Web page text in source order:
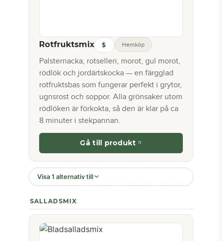
Rotfruktsmix $ Hemköp
Palsternacka, rotselleri, morot, gul morot,
rödlök och jordärtskocka — en färgglad
rotfruktsbas som fungerar perfekt i grytor,
ugnsrost och soppor. Alla grönsaker utom
rödlöken är förkokta, så den är klar på ca
8 minuter i stekpannan.
Gå till produkt
Visa 1 alternativ till
SALLADSMIX